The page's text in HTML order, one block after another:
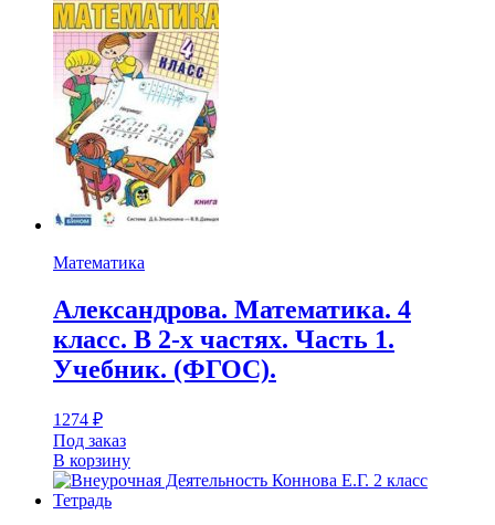
Математика
Александрова. Математика. 4
класс. В 2-х частях. Часть 1.
Учебник. (ФГОС).
1274 ₽
Под заказ
В корзину